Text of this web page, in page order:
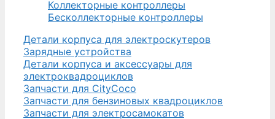
Коллекторные контроллеры
Бесколлекторные контроллеры
Детали корпуса для электроскутеров
Зарядные устройства
Детали корпуса и аксессуары для
электроквадроциклов
Запчасти для CityCoco
Запчасти для бензиновых квадроциклов
Запчасти для электросамокатов